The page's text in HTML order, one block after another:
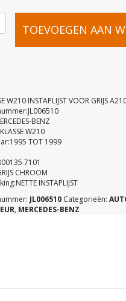
TOEVOEGEN AAN
W210 INSTAPLIJST VOOR GRIJS
BENZ
W210
TOT 1999
7101
CHROOM
INSTAPLIJST
JL006510 Categorieën:
, MERCEDES-BENZ